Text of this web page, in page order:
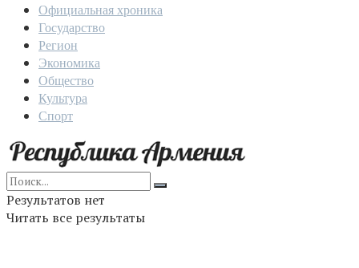
Официальная хроника
Государство
Регион
Экономика
Общество
Культура
Спорт
Результатов нет
Читать все результаты